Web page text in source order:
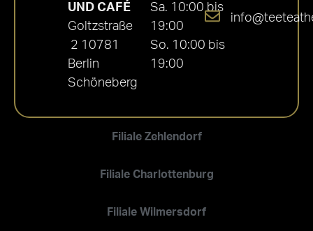
Filiale Zehlendorf
Filiale Charlottenburg
Filiale Wilmersdorf
UND CAFÉ
Goltzstraße
2 10781
Berlin
Schöneberg
Sa. 10:00 bis
19:00
So. 10:00 bis
19:00